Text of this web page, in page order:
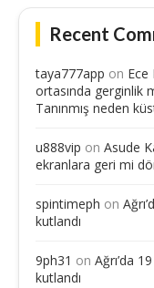
Recent
taya777app on Ece
ortasında gerginlik
Tanınmış neden
u888vip on Asude
ekranlara geri mi
spintimeph on
kutlandı
9ph31 on Ağrı’da
kutlandı